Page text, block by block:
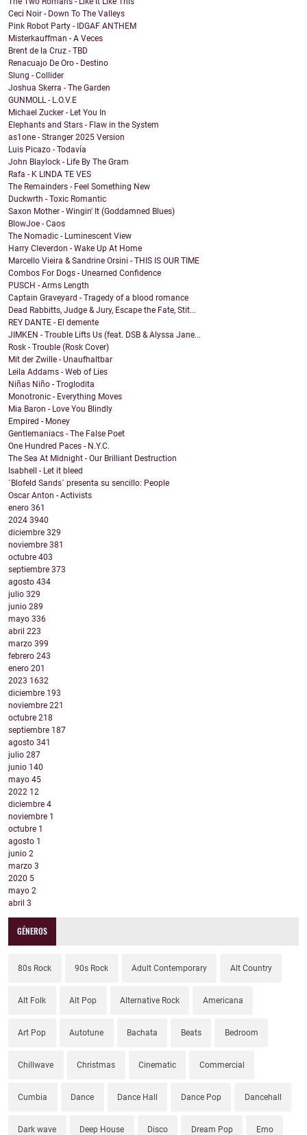
Ceci Noir - Down To The Valleys
Pink Robot Party - IDGAF ANTHEM
Misterkauffman - A Veces
Brent de la Cruz - TBD
Renacuajo De Oro - Destino
Slung - Collider
Joshua Skerra - The Garden
GUNMOLL - L.O.V.E
Michael Zucker - Let You In
Elephants and Stars - Flaw in the System
as1one - Stranger 2025 Version
Luis Picazo - Todavía
John Blaylock - Life By The Gram
Rafa - K LINDA TE VES
The Remainders - Feel Something New
Duckwrth - Toxic Romantic
Saxon Mother - Wingin' It (Goddamned Blues)
BlowJoe - Caos
The Nomadic - Luminescent View
Harry Cleverdon - Wake Up At Home
Marcello Vieira & Sandrine Orsini - THIS IS OUR TIME
Combos For Dogs - Unearned Confidence
PUSCH - Arms Length
Captain Graveyard - Tragedy of a blood romance
Dead Rabbitts, Judge & Jury, Escape the Fate, Stit...
REY DANTE - El demente
JIMKEN - Trouble Lifts Us (feat. DSB & Alyssa Jane...
Rosk - Trouble (Rosk Cover)
Mit der Zwille - Unaufhaltbar
Leila Addams - Web of Lies
Niñas Niño - Troglodita
Monotronic - Everything Moves
Mia Baron - Love You Blindly
Empired - Money
Gentlemaniacs - The False Poet
One Hundred Paces - N.Y.C.
The Sea At Midnight - Our Brilliant Destruction
Isabhell - Let it bleed
´Blofeld Sands´ presenta su sencillo: People
Oscar Anton - Activists
enero 361
2024 3940
diciembre 329
noviembre 381
octubre 403
septiembre 373
agosto 434
julio 329
junio 289
mayo 336
abril 223
marzo 399
febrero 243
enero 201
2023 1632
diciembre 193
noviembre 221
octubre 218
septiembre 187
agosto 341
julio 287
junio 140
mayo 45
2022 12
diciembre 4
noviembre 1
octubre 1
agosto 1
junio 2
marzo 3
2020 5
mayo 2
abril 3
GÉNEROS
80s Rock 90s Rock Adult Contemporary Alt Country
Alt Folk Alt Pop Alternative Rock Americana
Art Pop Autotune Bachata Beats Bedroom
Chillwave Christmas Cinematic Commercial
Cumbia Dance Dance Hall Dance Pop Dancehall
Dark wave Deep House Disco Dream Pop Emo